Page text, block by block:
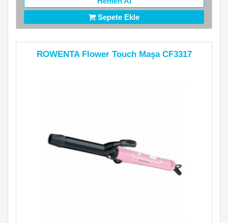
Sepete Ekle
ROWENTA Flower Touch Maşa CF3317